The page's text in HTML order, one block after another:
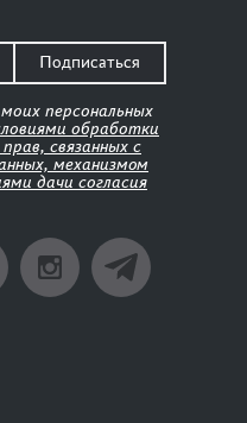
Подписаться
персональных
обработки
связанных с
механизмом
дачи согласия